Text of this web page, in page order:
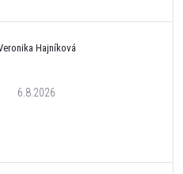
Hajníková
6.8.2026